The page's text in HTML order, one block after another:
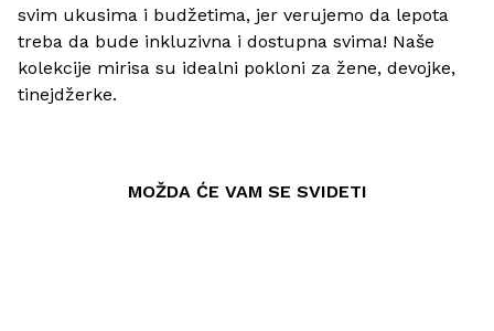
svim ukusima i budžetima, jer verujemo da lepota
treba da bude inkluzivna i dostupna svima! Naše
kolekcije mirisa su idealni pokloni za žene, devojke,
tinejdžerke.
MOŽDA ĆE VAM SE SVIDETI